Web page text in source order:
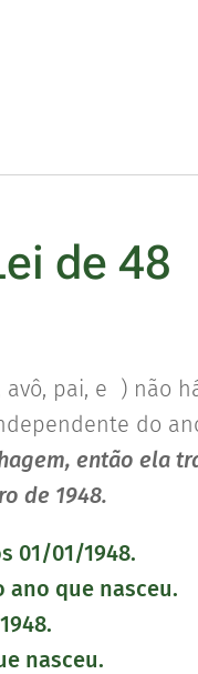
de 48
pai, e ) não
do
então ela
de 1948.
01/01/1948.
ano que nasceu.
nasceu.